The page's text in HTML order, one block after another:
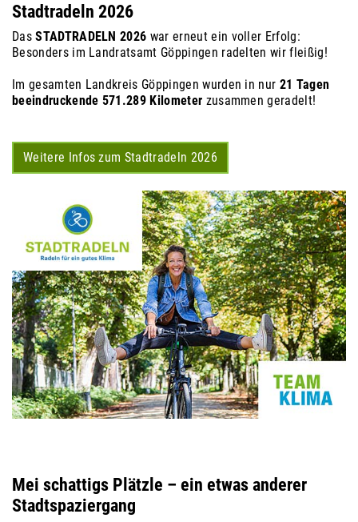
Stadtradeln 2026
DasSTADTRADELN 2026 war erneut ein voller Erfolg:
Besonders im Landratsamt Göppingen radelten wir fleißig!
Im gesamten Landkreis Göppingen wurden in nur 21 Tagen
beeindruckende 571.289 Kilometer zusammen geradelt!
Weitere Infos zum Stadtradeln 2026
Mei schattigs Plätzle – ein etwas anderer
Stadtspaziergang